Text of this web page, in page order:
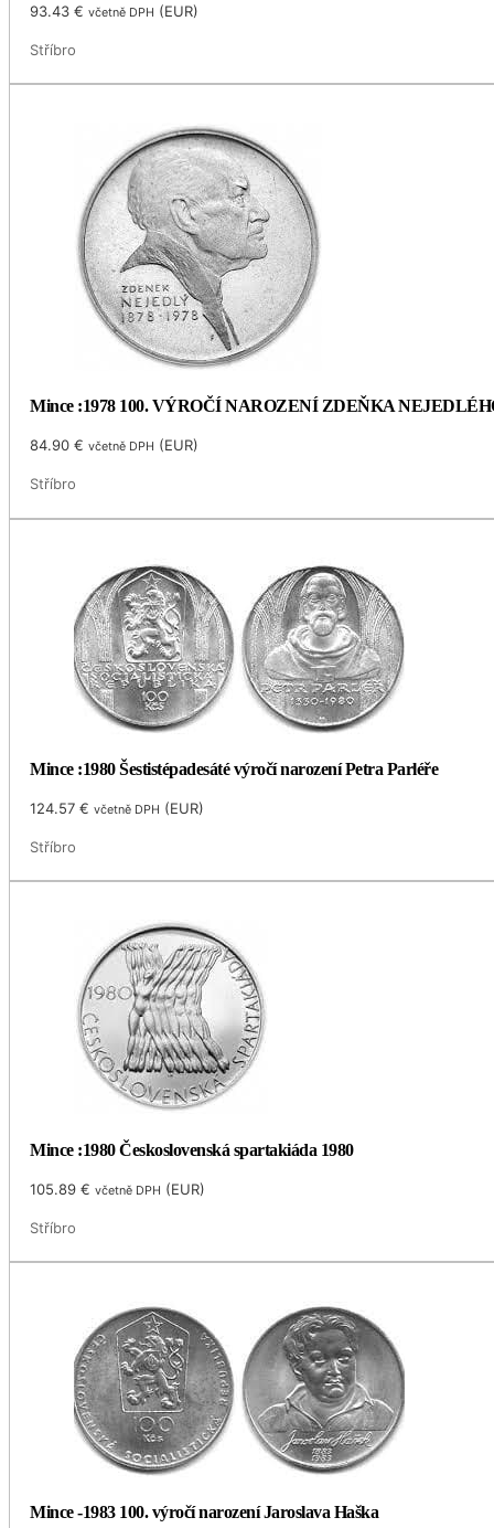
93.43€ včetně DPH (EUR)
Stříbro
Mince :1978 100. VÝROČÍ NAROZENÍ ZDEŇKA
84.90€ včetně DPH (EUR)
Stříbro
Mince :1980 Šestistépadesáté výročí narození Petra Parléře
124.57€ včetně DPH (EUR)
Stříbro
Mince :1980 Československá spartakiáda 1980
105.89€ včetně DPH (EUR)
Stříbro
Mince -1983 100. výročí narození Jaroslava Haška